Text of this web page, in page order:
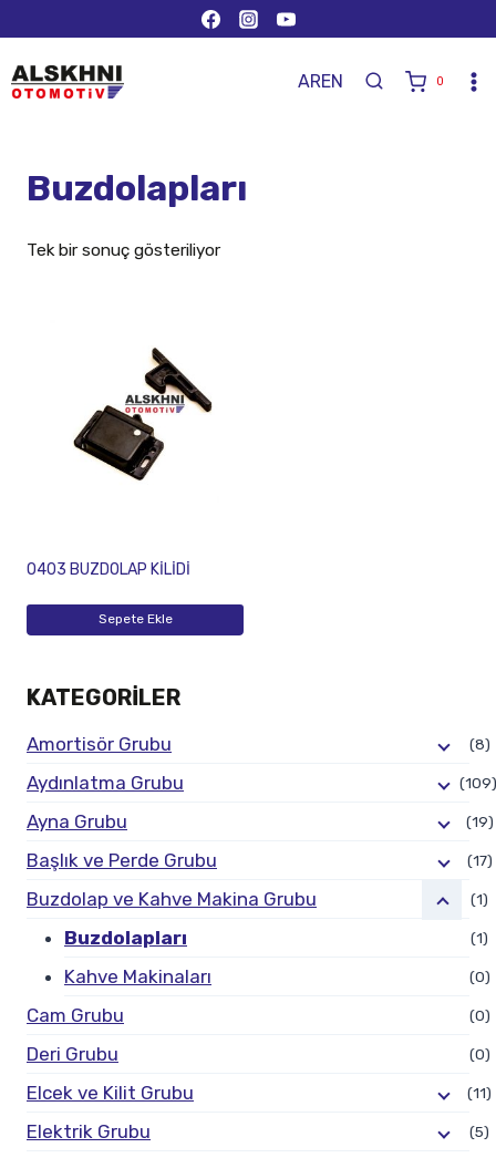
AREN 0
Buzdolapları
Tek bir sonuç gösteriliyor
O403 BUZDOLAP KİLİDİ
Sepete Ekle
KATEGORILER
Amortisör Grubu (8)
Aydınlatma Grubu (109)
Ayna Grubu (19)
Başlık ve Perde Grubu (17)
Buzdolap ve Kahve Makina Grubu (1)
Buzdolapları (1)
Kahve Makinaları (0)
Cam Grubu (0)
Deri Grubu (0)
Elcek ve Kilit Grubu (11)
Elektrik Grubu (5)